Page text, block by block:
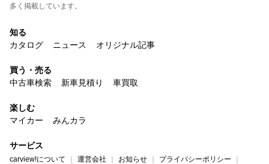
多く掲載しています。
知る
カタログ
ニュース オリジナル記事
買う・売る
中古車検索
新車見積り 車買取
楽しむ
マイカー
みんカラ
サービス
carview!について 運営会社 お知らせ
プライバシーポリシー